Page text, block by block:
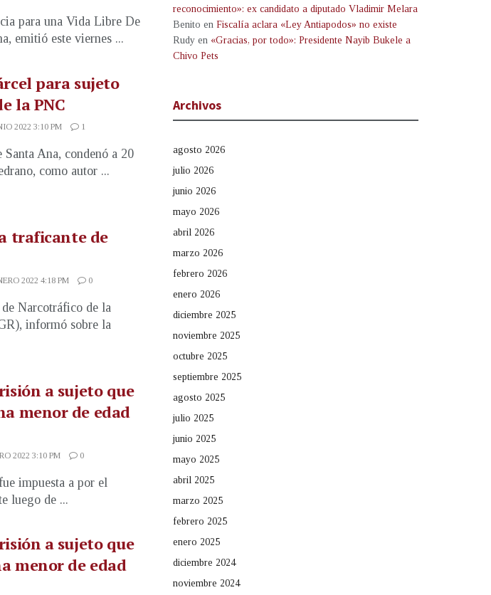
para una Vida Libre De
emitió este viernes ...
para sujeto
la PNC
2022 3:10 PM 1
Ana, condenó a 20
como autor ...
traficante de
2022 4:18 PM 0
Narcotráfico de la
informó sobre la
a sujeto que
menor de edad
2022 3:10 PM 0
impuesta a por el
luego de ...
a sujeto que
menor de edad
reconocimiento»: ex candidato a diputado Vladimir Melara
Benito en Fiscalía aclara «Ley Antiapodos» no existe
Rudy en «Gracias, por todo»: Presidente Nayib Bukele a
Chivo Pets
Archivos
agosto 2026
julio 2026
junio 2026
mayo 2026
abril 2026
marzo 2026
febrero 2026
enero 2026
diciembre 2025
noviembre 2025
octubre 2025
septiembre 2025
agosto 2025
julio 2025
junio 2025
mayo 2025
abril 2025
marzo 2025
febrero 2025
enero 2025
diciembre 2024
noviembre 2024